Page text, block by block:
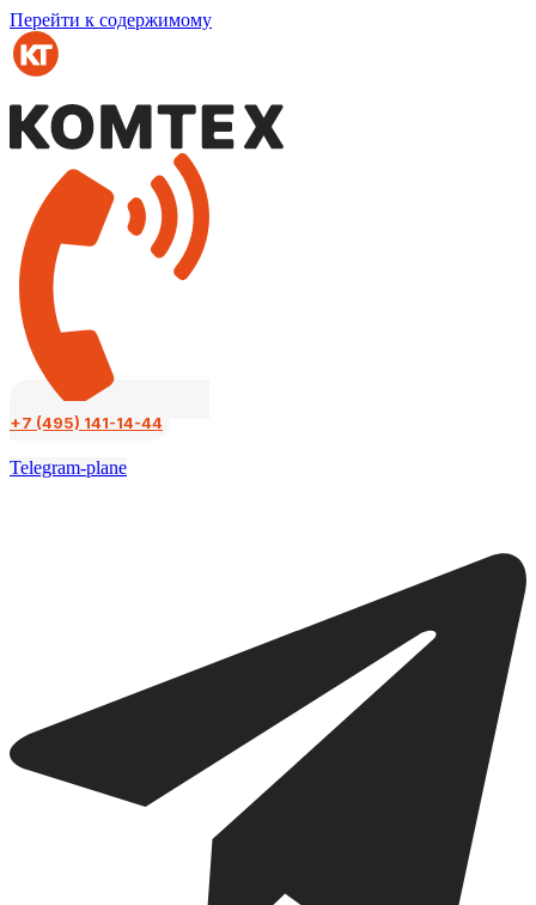
Перейти к содержимому
+7 (495) 141-14-44
Telegram-plane